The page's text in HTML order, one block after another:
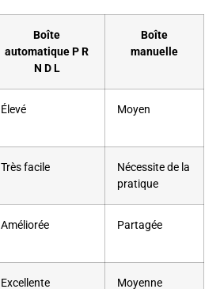
Boîte
automatique P R
N D L
Boîte
manuelle
Élevé Moyen
Très facile
Nécessite de la
pratique
Améliorée Partagée
Excellente Moyenne